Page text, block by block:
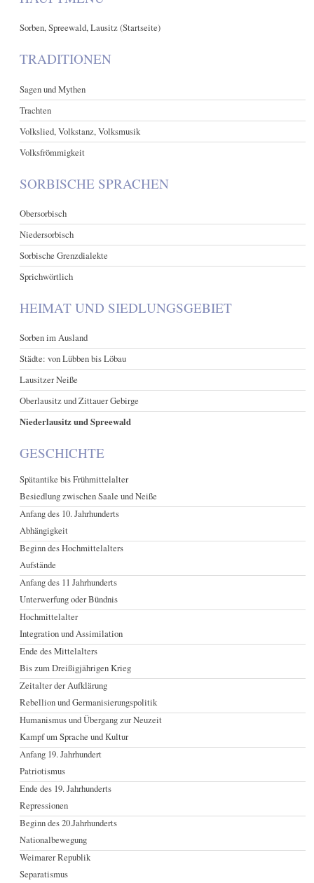
Sorben, Spreewald, Lausitz (Startseite)
TRADITIONEN
Sagen und Mythen
Trachten
Volkslied, Volkstanz, Volksmusik
Volksfrömmigkeit
SORBISCHE SPRACHEN
Obersorbisch
Niedersorbisch
Sorbische Grenzdialekte
Sprichwörtlich
HEIMAT UND SIEDLUNGSGEBIET
Sorben im Ausland
Städte: von Lübben bis Löbau
Lausitzer Neiße
Oberlausitz und Zittauer Gebirge
Niederlausitz und Spreewald
GESCHICHTE
Spätantike bis Frühmittelalter
Besiedlung zwischen Saale und Neiße
Anfang des 10. Jahrhunderts
Abhängigkeit
Beginn des Hochmittelalters
Aufstände
Anfang des 11 Jahrhunderts
Unterwerfung oder Bündnis
Hochmittelalter
Integration und Assimilation
Ende des Mittelalters
Bis zum Dreißigjährigen Krieg
Zeitalter der Aufklärung
Rebellion und Germanisierungspolitik
Humanismus und Übergang zur Neuzeit
Kampf um Sprache und Kultur
Anfang 19. Jahrhundert
Patriotismus
Ende des 19. Jahrhunderts
Repressionen
Beginn des 20.Jahrhunderts
Nationalbewegung
Weimarer Republik
Separatismus